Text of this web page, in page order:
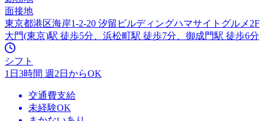
面接地
東京都港区海岸1-2-20 汐留ビルディングハマサイトグルメ2F
大門(東京)駅 徒歩5分、浜松町駅 徒歩7分、御成門駅 徒歩6分
シフト
1日3時間 週2日からOK
交通費支給
未経験OK